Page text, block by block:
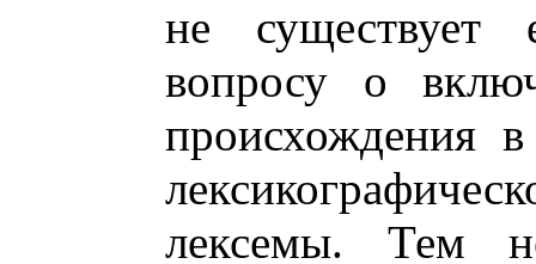
не
вопросу о
происхождения
лексемы. Тем